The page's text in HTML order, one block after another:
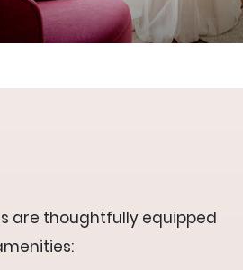
are thoughtfully equipped